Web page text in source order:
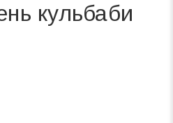
кульбаби